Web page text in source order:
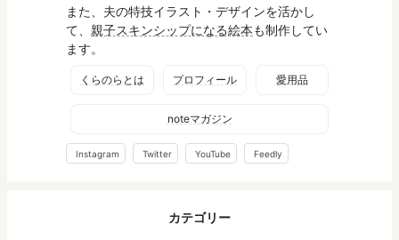
また、夫の特技イラスト・デザインを活かし
て、 親子スキンシップになる絵本も制作してい
ます。
くらのらとは プロフィール 愛用品
noteマガジン
Instagram Twitter YouTube Feedly
カテゴリー